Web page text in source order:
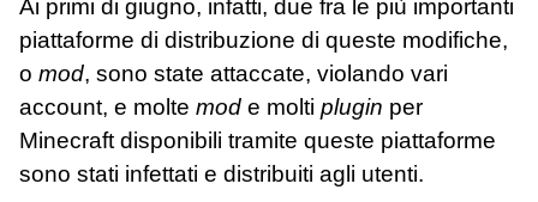
Ai primi di giugno, infatti, due fra le più importanti
piattaforme di distribuzione di queste modifiche,
o mod, sono state attaccate, violando vari
account, e molte mod e molti plugin per
Minecraft disponibili tramite queste piattaforme
sono stati infettati e distribuiti agli utenti.